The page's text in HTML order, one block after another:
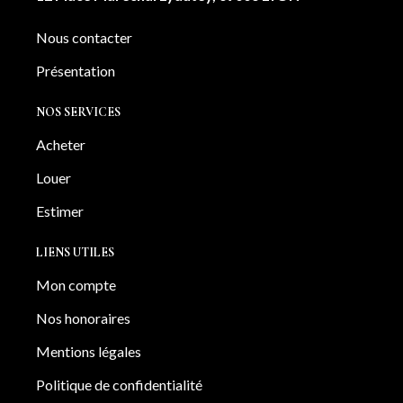
Nous contacter
Présentation
NOS SERVICES
Acheter
Louer
Estimer
LIENS UTILES
Mon compte
Nos honoraires
Mentions légales
Politique de confidentialité